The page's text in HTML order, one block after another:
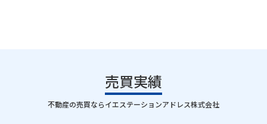
売買実績
｜
不動産の売買ならイエステーションアドレス株式会社